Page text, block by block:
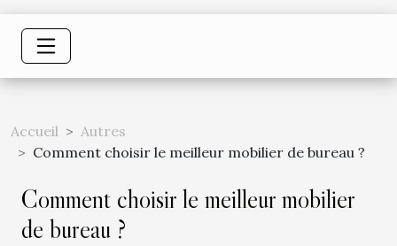
Accueil
Autres
Comment choisir le meilleur mobilier de bureau ?
Comment choisir le meilleur mobilier
de bureau ?